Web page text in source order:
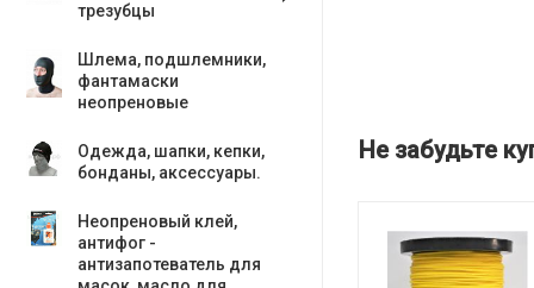
трезубцы
Шлема, подшлемники,
фантамаски
неопреновые
Одежда, шапки, кепки,
бонданы, аксесcуары.
Неопреновый клей,
антифог -
антизапотеватель для
Не забудьте